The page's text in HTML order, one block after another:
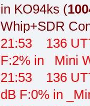
in KO94ks (
Whip+SDR
21:53 136
F:2% in Mini
21:53 136
dB F:0% in